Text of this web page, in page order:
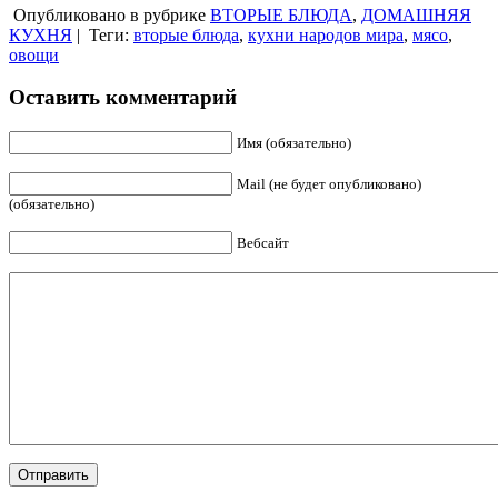
Опубликовано в рубрике ВТОРЫЕ БЛЮДА, ДОМАШНЯЯ
КУХНЯ | Теги: вторые блюда, кухни народов мира, мясо,
овощи
Оставить комментарий
Имя (обязательно)
Mail (не будет опубликовано)
(обязательно)
Вебсайт